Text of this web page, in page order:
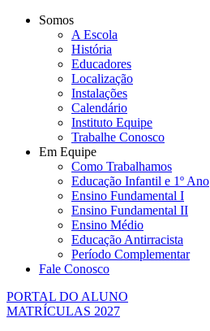
Somos
A Escola
História
Educadores
Localização
Instalações
Calendário
Instituto Equipe
Trabalhe Conosco
Em Equipe
Como Trabalhamos
Educação Infantil e 1º Ano
Ensino Fundamental I
Ensino Fundamental II
Ensino Médio
Educação Antirracista
Período Complementar
Fale Conosco
PORTAL DO ALUNO
MATRÍCULAS 2027